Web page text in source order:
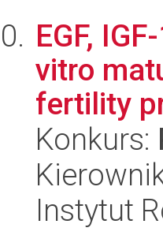
EGF,
vitro
fertility
Konkurs:
Instytut